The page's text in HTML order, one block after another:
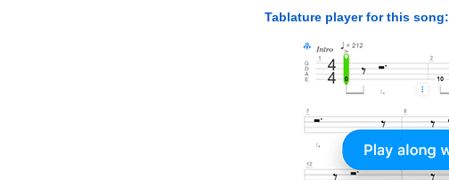
Tablature player for this song: